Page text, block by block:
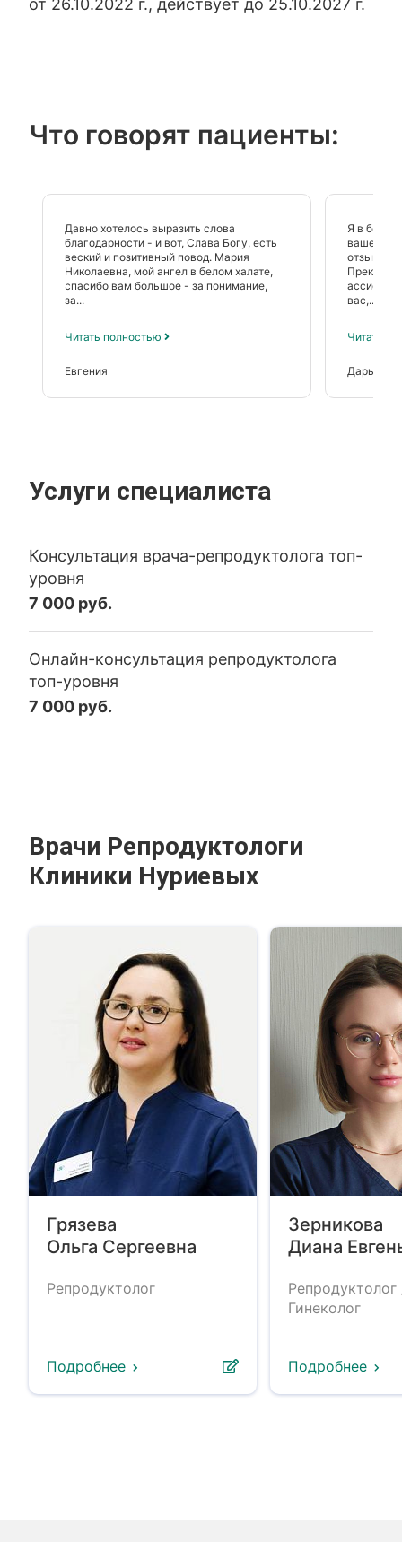
от 26.10.2022 г., действует до 25.10.2027 г.
Что говорят пациенты:
Давно хотелось выразить слова
благодарности - и вот, Слава Богу, есть
веский и позитивный повод. Мария
Николаевна, мой ангел в белом халате,
спасибо вам большое - за понимание,
за...
Читать полностью
Евгения
Я в
вашей
вас,...
Читать
Дарья
Услуги специалиста
Консультация врача-репродуктолога топ-
уровня
7 000 руб.
Онлайн-консультация репродуктолога
топ-уровня
7 000 руб.
Врачи Репродуктологи
Клиники Нуриевых
Грязева
Ольга Сергеевна
Репродуктолог
Подробнее
Зерникова
Диана
Репродуктолог
Гинеколог
Подробнее